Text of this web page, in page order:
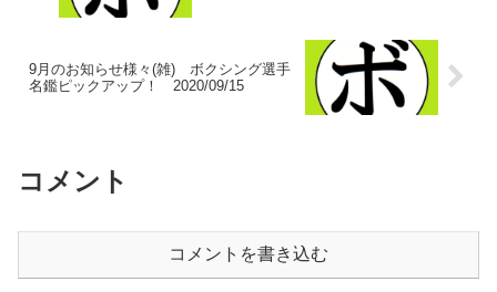
9月のお知らせ様々(雑) ボクシング選手
名鑑ピックアップ！ 2020/09/15
コメント
コメントを書き込む